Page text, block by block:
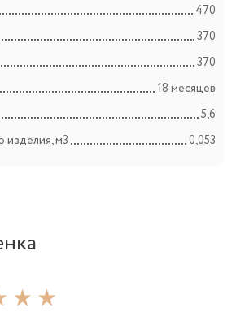
470
370
370
18 месяцев
5,6
изделия, м3
0,053